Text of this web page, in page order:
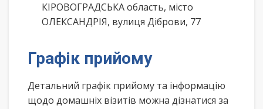
КІРОВОГРАДСЬКА область, місто
ОЛЕКСАНДРІЯ, вулиця Діброви, 77
Графік прийому
Детальний графік прийому та інформацію
щодо домашніх візитів можна дізнатися за